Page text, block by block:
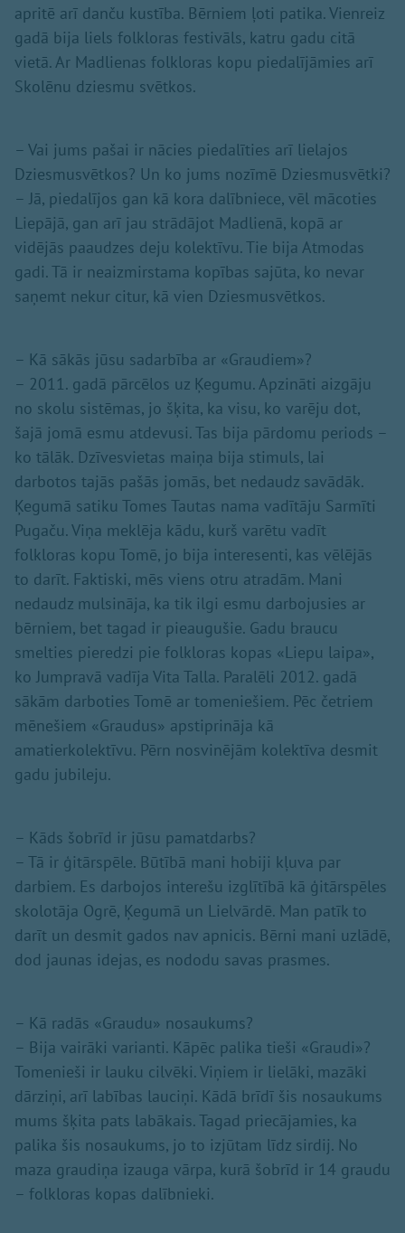
apritē arī danču kustība. Bērniem ļoti patika. Vienreiz
gadā bija liels folkloras festivāls, katru gadu citā
vietā. Ar Madlienas folkloras kopu piedalījāmies arī
Skolēnu dziesmu svētkos.
– Vai jums pašai ir nācies piedalīties arī lielajos
Dziesmusvētkos? Un ko jums nozīmē Dziesmusvētki?
– Jā, piedalījos gan kā kora dalībniece, vēl mācoties
Liepājā, gan arī jau strādājot Madlienā, kopā ar
vidējās paaudzes deju kolektīvu. Tie bija Atmodas
gadi. Tā ir neaizmirstama kopības sajūta, ko nevar
saņemt nekur citur, kā vien Dziesmusvētkos.
– Kā sākās jūsu sadarbība ar «Graudiem»?
– 2011. gadā pārcēlos uz Ķegumu. Apzināti aizgāju
no skolu sistēmas, jo šķita, ka visu, ko varēju dot,
šajā jomā esmu atdevusi. Tas bija pārdomu periods –
ko tālāk. Dzīvesvietas maiņa bija stimuls, lai
darbotos tajās pašās jomās, bet nedaudz savādāk.
Ķegumā satiku Tomes Tautas nama vadītāju Sarmīti
Pugaču. Viņa meklēja kādu, kurš varētu vadīt
folkloras kopu Tomē, jo bija interesenti, kas vēlējās
to darīt. Faktiski, mēs viens otru atradām. Mani
nedaudz mulsināja, ka tik ilgi esmu darbojusies ar
bērniem, bet tagad ir pieaugušie. Gadu braucu
smelties pieredzi pie folkloras kopas «Liepu laipa»,
ko Jumpravā vadīja Vita Talla. Paralēli 2012. gadā
sākām darboties Tomē ar tomeniešiem. Pēc četriem
mēnešiem «Graudus» apstiprināja kā
amatierkolektīvu. Pērn nosvinējām kolektīva desmit
gadu jubileju.
– Kāds šobrīd ir jūsu pamatdarbs?
– Tā ir ģitārspēle. Būtībā mani hobiji kļuva par
darbiem. Es darbojos interešu izglītībā kā ģitārspēles
skolotāja Ogrē, Ķegumā un Lielvārdē. Man patīk to
darīt un desmit gados nav apnicis. Bērni mani uzlādē,
dod jaunas idejas, es nododu savas prasmes.
– Kā radās «Graudu» nosaukums?
– Bija vairāki varianti. Kāpēc palika tieši «Graudi»?
Tomenieši ir lauku cilvēki. Viņiem ir lielāki, mazāki
dārziņi, arī labības lauciņi. Kādā brīdī šis nosaukums
mums šķita pats labākais. Tagad priecājamies, ka
palika šis nosaukums, jo to izjūtam līdz sirdij. No
maza graudiņa izauga vārpa, kurā šobrīd ir 14 graudu
– folkloras kopas dalībnieki.